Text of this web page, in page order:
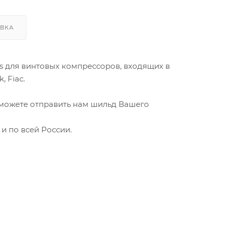
для винтовых компрессоров, входящих в
Fiac.
отправить нам шильд Вашего
по всей России.